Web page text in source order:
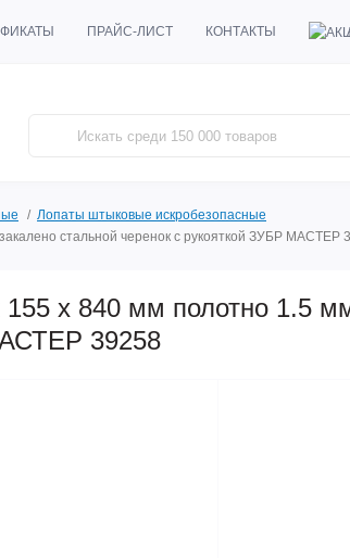
ПРАЙС-ЛИСТ КОНТАКТЫ
Лопаты штыковые искробезопасные
стальной черенок с рукояткой ЗУБР МАСТЕР
х 840 мм полотно 1.5
39258